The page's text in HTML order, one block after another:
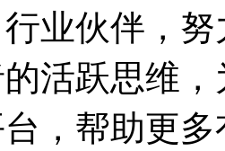
业伙伴，
活跃思维
，帮助更